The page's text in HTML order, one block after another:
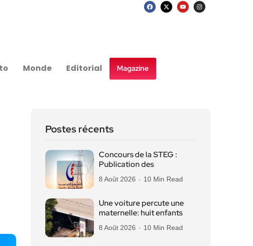
Monde Editorial Magazine
Postes récents
Concours de la STEG :
Publication des
8 Août 2026 10 Min Read
Une voiture percute une
maternelle: huit enfants
8 Août 2026 10 Min Read